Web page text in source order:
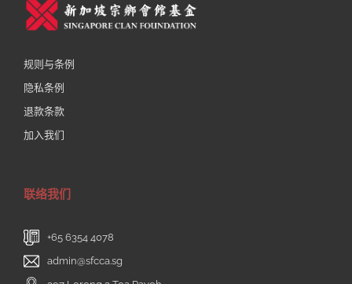
规则与条例
隐私条例
退款条款
加入我们
联络我们
+65 6354 4078
admin@sfcca.sg